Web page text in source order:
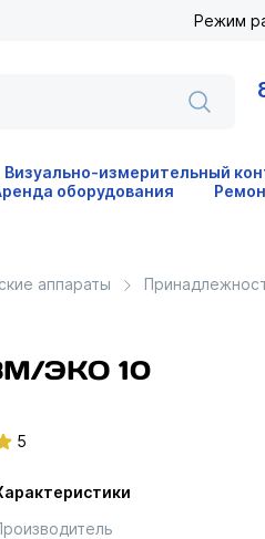
Режим
Визуально-измерительный
оборудования
аппараты
ЭКО 10
5